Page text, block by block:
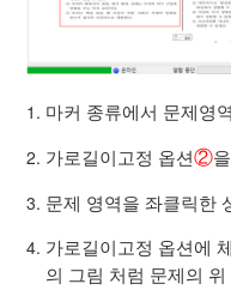
마커 종류에서 문제영역
가로길이고정 옵션②
문제 영역을 좌클릭한
가로길이고정 옵션에
의 그림 처럼 문제의